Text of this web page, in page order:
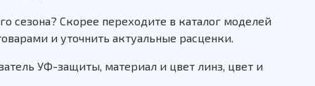
сезона? Скорее переходите в каталог моделей
и уточнить актуальные расценки.
УФ-защиты, материал и цвет линз, цвет и